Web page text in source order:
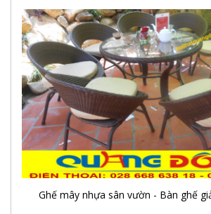
Ghế mây nhựa sân vườn - Bàn ghế